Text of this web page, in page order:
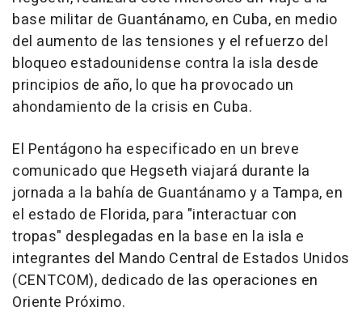
base militar de Guantánamo, en Cuba, en medio
del aumento de las tensiones y el refuerzo del
bloqueo estadounidense contra la isla desde
principios de año, lo que ha provocado un
ahondamiento de la crisis en Cuba.
El Pentágono ha especificado en un breve
comunicado que Hegseth viajará durante la
jornada a la bahía de Guantánamo y a Tampa, en
el estado de Florida, para "interactuar con
tropas" desplegadas en la base en la isla e
integrantes del Mando Central de Estados Unidos
(CENTCOM), dedicado de las operaciones en
Oriente Próximo.